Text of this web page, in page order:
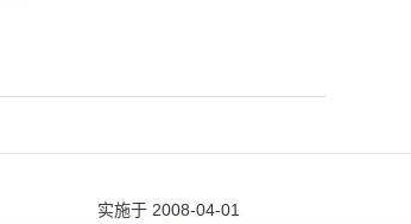
实施于 2008-04-01